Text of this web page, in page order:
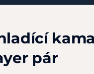
pár